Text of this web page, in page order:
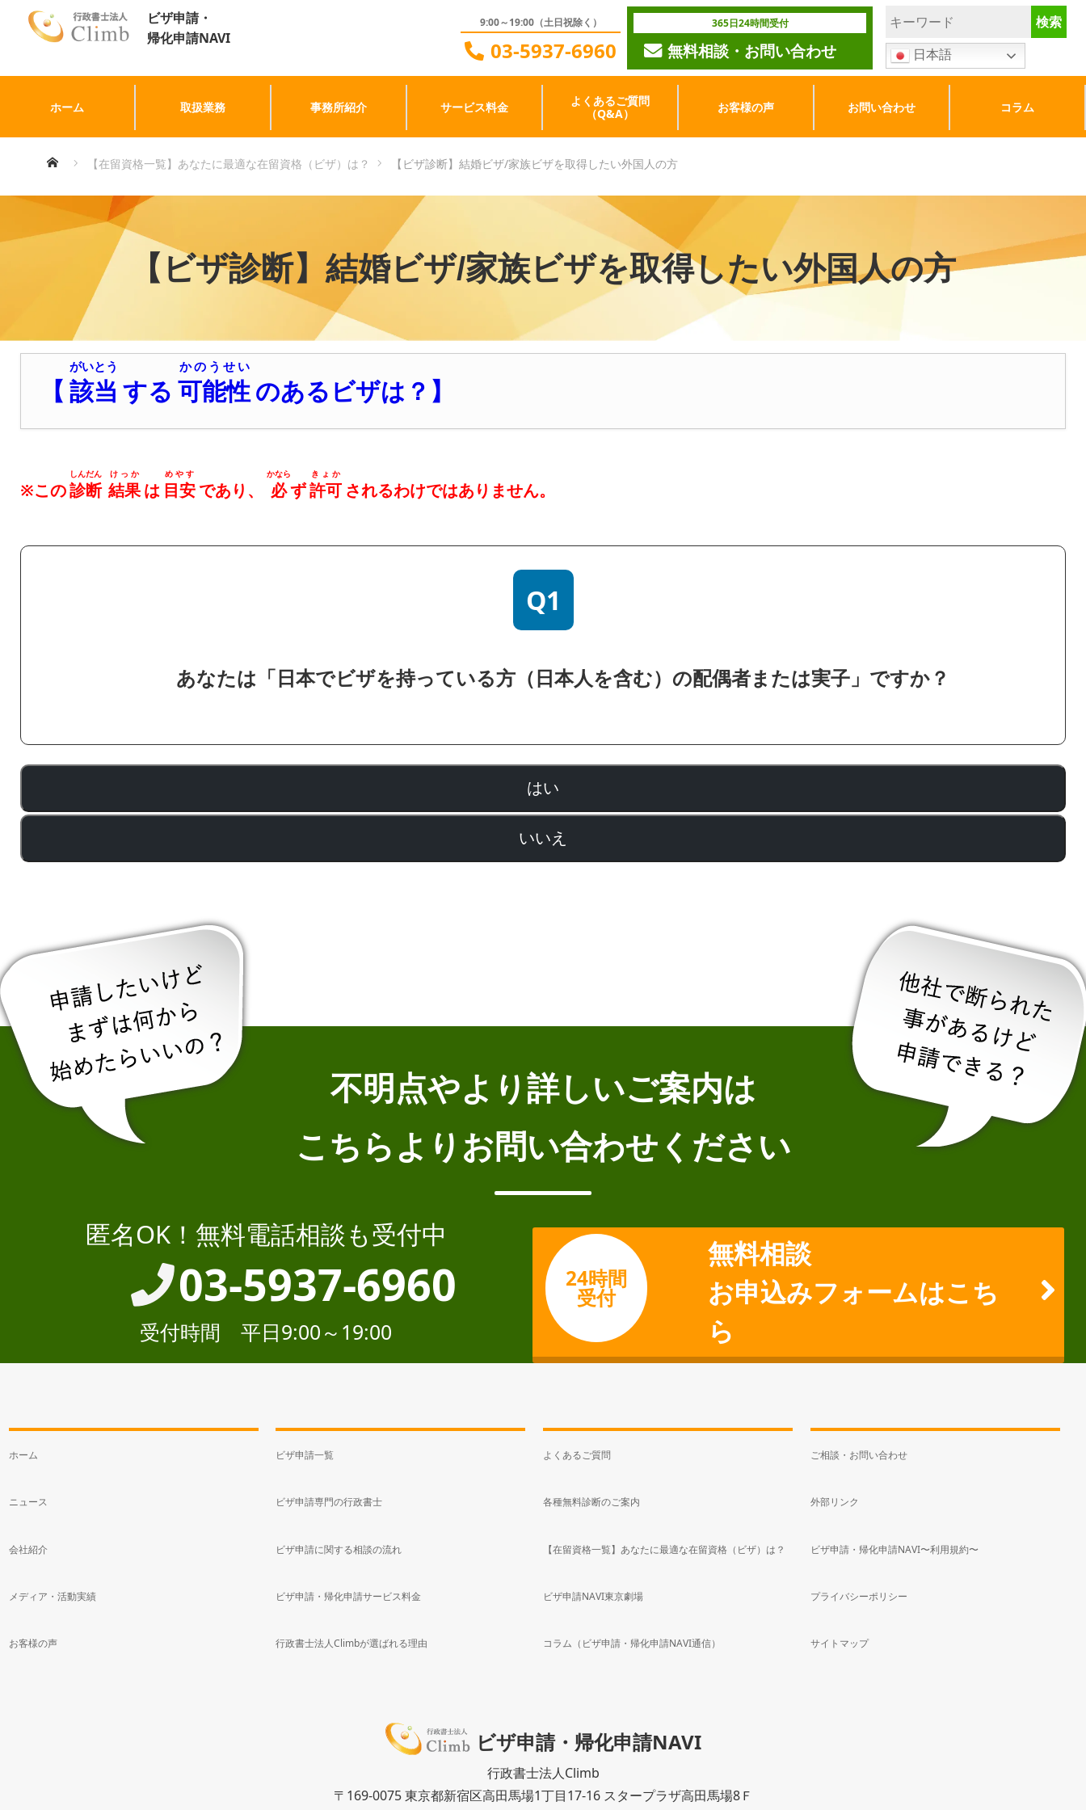
ビザ申請・
帰化申請NAVI
9:00～19:00（土日祝除く）
03-5937-6960
365日24時間受付
無料相談・お問い合わせ 日本語
ホーム 取扱業務 事務所紹介 サービス料金
よくあるご質問
（Q&A）
お客様の声 お問い合わせ コラム
ホーム【在留資格一覧】あなたに最適な在留資格（ビザ）は？ 【ビザ診断】結婚ビザ/家族ビザを取得したい外国人の方
【ビザ診断】結婚ビザ/家族ビザを取得したい外国人の方
【該当
がいとう
する 可能性
かのうせい
のあるビザは？】
※この診断
しんだん
結果
けっか
は 目安
めやす
であり、 必
かなら
ず許可
きょか
されるわけではありません。
Q1
あなたは「日本でビザを持っている方（日本人を含む）の配偶者または実子」ですか？
はい
いいえ
不明点やより詳しいご案内は
こちらよりお問い合わせください
匿名OK！無料電話相談も受付中
03-5937-6960
受付時間 平日9:00～19:00
24時間
受付
無料相談
お申込みフォームはこち
ら
ホーム
ニュース
会社紹介
メディア・活動実績
お客様の声
ビザ申請一覧
ビザ申請専門の行政書士
ビザ申請に関する相談の流れ
ビザ申請・帰化申請サービス料金
行政書士法人Climbが選ばれる理由
よくあるご質問
各種無料診断のご案内
【在留資格一覧】あなたに最適な在留資格（ビザ）は？
ビザ申請NAVI東京劇場
コラム（ビザ申請・帰化申請NAVI通信）
ご相談・お問い合わせ
外部リンク
ビザ申請・帰化申請NAVI〜利用規約〜
プライバシーポリシー
サイトマップ
ビザ申請・帰化申請NAVI
行政書士法人Climb
〒169-0075 東京都新宿区高田馬場1丁目17-16 スタープラザ高田馬場8Ｆ